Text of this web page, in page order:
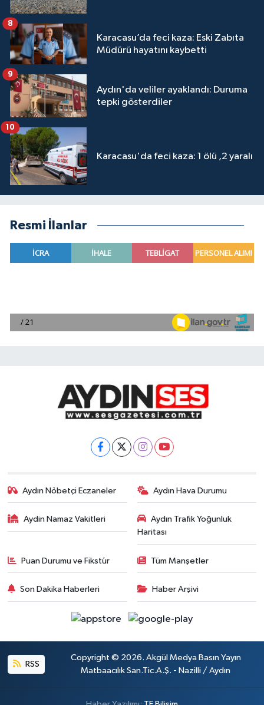
Karacasu’da feci kaza: Eski Zabıta
Müdürü hayatını kaybetti
8
Aydın'da veliler ayaklandı: Duruma
tepki gösterdiler
9
Karacasu'da feci kaza: 1 ölü ,2 yaralı
10
Resmi İlanlar
Aydın Nöbetçi Eczaneler Aydın Hava Durumu
Aydin Namaz Vakitleri
Aydın Trafik Yoğunluk
Haritası
Puan Durumu ve Fikstür Tüm Manşetler
Son Dakika Haberleri Haber Arşivi
RSS
Copyright © 2026. Akgül Medya Basın Yayın
Matbaacılık San.Tic.A.Ş. - Nazilli / Aydın